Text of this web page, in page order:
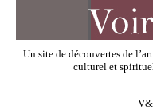
Un site de découvertes de
culturel et